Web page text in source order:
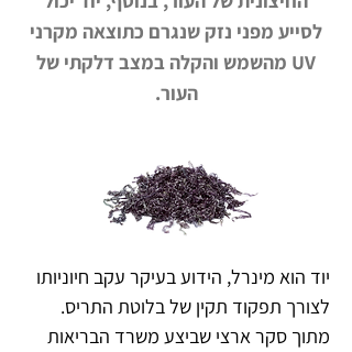
לסייע מפני נזק שנגרם כתוצאה מקרני
UV מהשמש והקלה במצב דלקתי של
העור.
יוד הוא מינרל, הידוע בעיקר עקב חיוניותו
לצורך תפקוד תקין של בלוטת התריס.
מתוך סקר ארצי שביצע משרד הבריאות